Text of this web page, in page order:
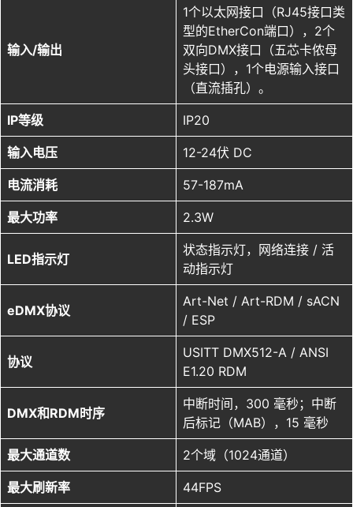
输入/输出
1个以太网接口（RJ45接口类
型的EtherCon端口），2个
双向DMX接口（五芯卡侬母
头接口），1个电源输入接口
（直流插孔）。
IP等级 IP20
输入电压 12-24伏 DC
电流消耗 57-187mA
最大功率 2.3W
LED指示灯
状态指示灯，网络连接 / 活
动指示灯
eDMX协议
Art-Net / Art-RDM / sACN
/ ESP
协议
USITT DMX512-A / ANSI
E1.20 RDM
DMX和RDM时序
中断时间，300 毫秒；中断
后标记（MAB），15 毫秒
最大通道数 2个域（1024通道）
最大刷新率 44FPS